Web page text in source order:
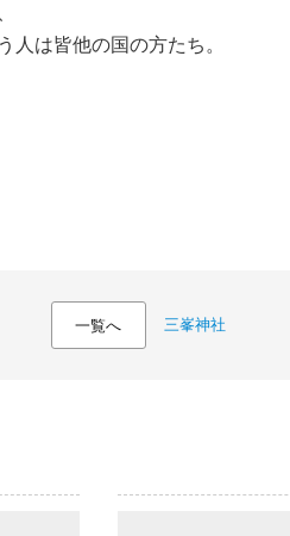
人は皆他の国の方たち。
一覧へ 三峯神社